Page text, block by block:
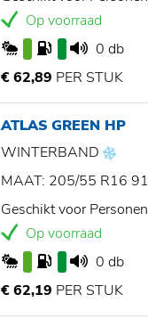
Op voorraad
0 db
€ 62,89 PER STUK
ATLAS GREEN HP
WINTERBAND
MAAT: 205/55 R16
Geschikt voor
Op voorraad
0 db
€ 62,19 PER STUK